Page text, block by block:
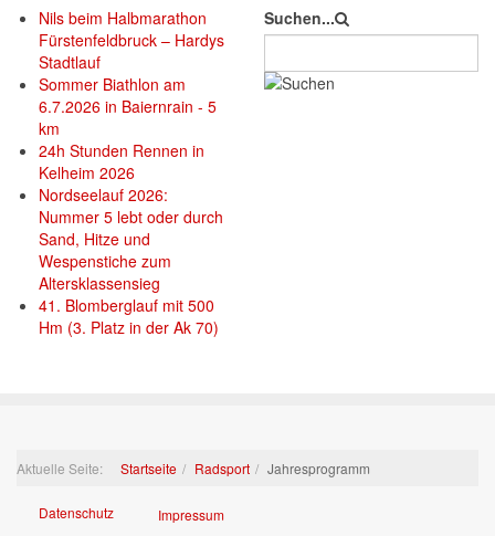
Nils beim Halbmarathon
Fürstenfeldbruck – Hardys
Stadtlauf
Sommer Biathlon am
6.7.2026 in Baiernrain - 5
km
24h Stunden Rennen in
Kelheim 2026
Nordseelauf 2026:
Nummer 5 lebt oder durch
Sand, Hitze und
Wespenstiche zum
Altersklassensieg
41. Blomberglauf mit 500
Hm (3. Platz in der Ak 70)
Suchen...
Aktuelle Seite: Startseite Radsport Jahresprogramm
Datenschutz Impressum